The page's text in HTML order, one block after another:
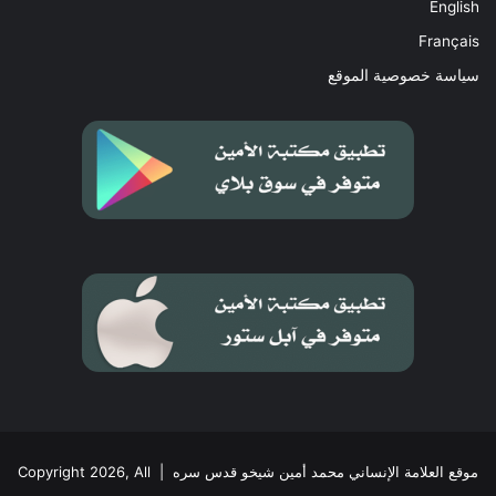
English
Français
سياسة خصوصية الموقع
موقع العلامة الإنساني محمد أمين شيخو قدس سره | Copyright 2026, All